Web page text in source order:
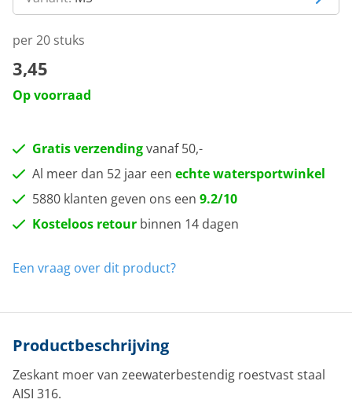
per 20 stuks
3,45
Op voorraad
Gratis verzendingvanaf 50,-
Al meer dan 52 jaar een echte watersportwinkel
5880 klanten geven ons een 9.2/10
Kosteloos retour binnen 14 dagen
Een vraag over dit product?
Productbeschrijving
Zeskant moer van zeewaterbestendig roestvast staal
AISI 316.